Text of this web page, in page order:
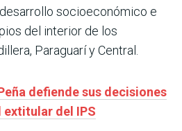
socioeconómico e
del interior de los
Paraguarí y Central.
defiende sus decisiones
del IPS